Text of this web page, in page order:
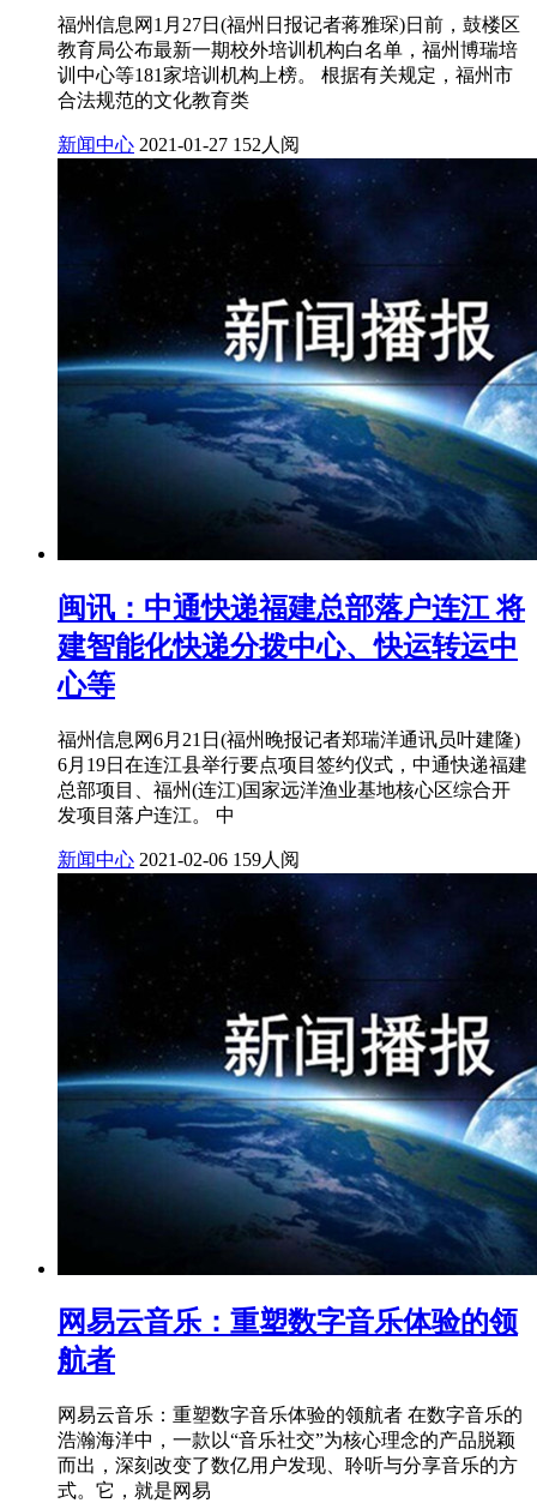
福州信息网1月27日(福州日报记者蒋雅琛)日前，鼓楼区
教育局公布最新一期校外培训机构白名单，福州博瑞培
训中心等181家培训机构上榜。 根据有关规定，福州市
合法规范的文化教育类
新闻中心 2021-01-27 152人阅
闽讯：中通快递福建总部落户连江 将
建智能化快递分拨中心、快运转运中
心等
福州信息网6月21日(福州晚报记者郑瑞洋通讯员叶建隆)
6月19日在连江县举行要点项目签约仪式，中通快递福建
总部项目、福州(连江)国家远洋渔业基地核心区综合开
发项目落户连江。 中
新闻中心 2021-02-06 159人阅
网易云音乐：重塑数字音乐体验的领
航者
网易云音乐：重塑数字音乐体验的领航者 在数字音乐的
浩瀚海洋中，一款以“音乐社交”为核心理念的产品脱颖
而出，深刻改变了数亿用户发现、聆听与分享音乐的方
式。它，就是网易